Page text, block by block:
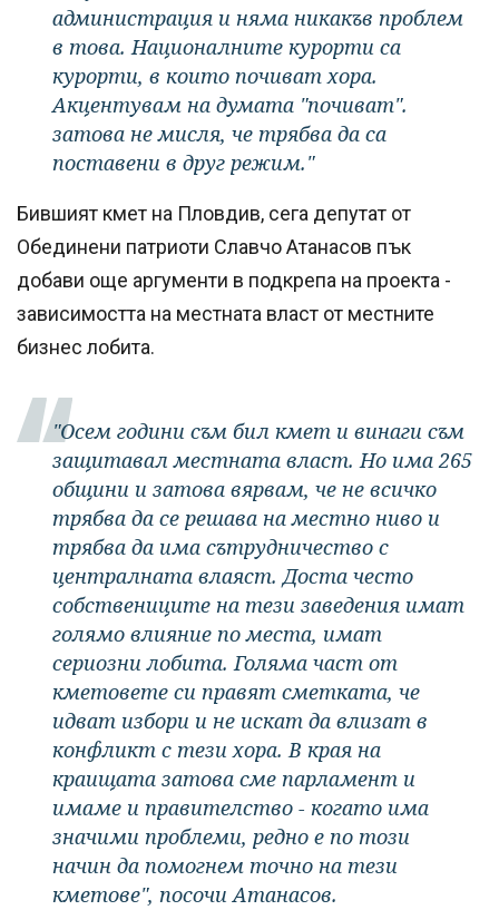
администрация и няма никакъв проблем
в това. Националните курорти са
курорти, в които почиват хора.
Акцентувам на думата "почиват".
затова не мисля, че трябва да са
поставени в друг режим."
Бившият кмет на Пловдив, сега депутат от
Обединени патриоти Славчо Атанасов пък
добави още аргументи в подкрепа на проекта -
зависимостта на местната власт от местните
бизнес лобита.
"Осем години съм бил кмет и винаги съм
защитавал местната власт. Но има 265
общини и затова вярвам, че не всичко
трябва да се решава на местно ниво и
трябва да има сътрудничество с
централната влаяст. Доста често
собствениците на тези заведения имат
голямо влияние по места, имат
сериозни лобита. Голяма част от
кметовете си правят сметката, че
идват избори и не искат да влизат в
конфликт с тези хора. В края на
краищата затова сме парламент и
имаме и правителство - когато има
значими проблеми, редно е по този
начин да помогнем точно на тези
кметове", посочи Атанасов.